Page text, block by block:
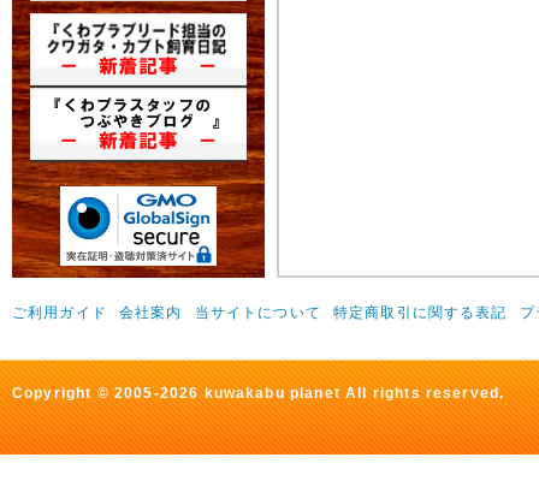
ご利用ガイド 会社案内 当サイトについて 特定商取引に関する表記 プ
Copyright © 2005-2026 kuwakabu planet All rights reserved.